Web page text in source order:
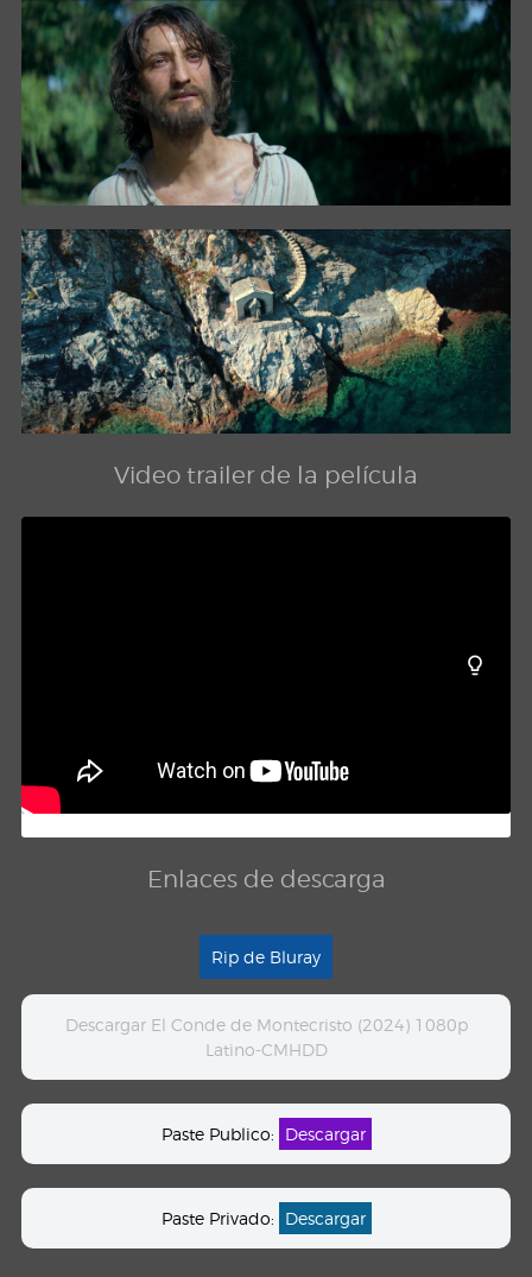
Video trailer de la película
Enlaces de descarga
Rip de Bluray
Descargar El Conde de Montecristo (2024) 1080p
Latino-CMHDD
Paste Publico: Descargar
Paste Privado: Descargar